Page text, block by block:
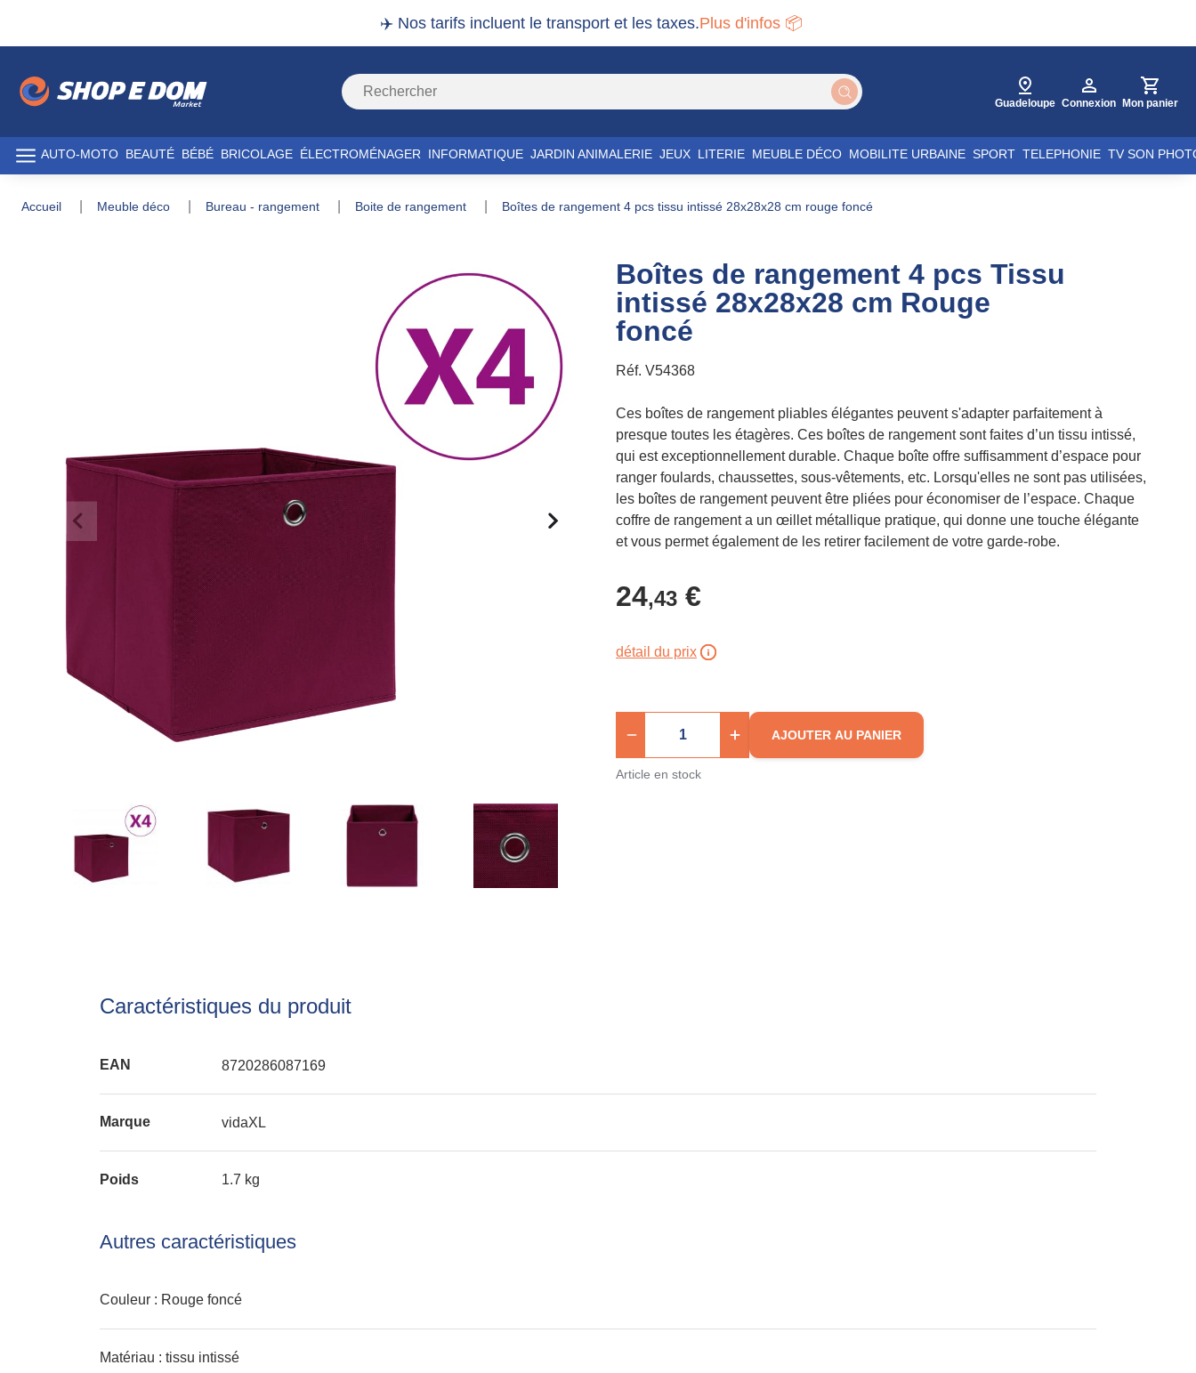
✈️ Nos tarifs incluent le transport et les taxes.Plus d'infos 📦
Guadeloupe Connexion Mon panier
AUTO-MOTO BEAUTÉ BÉBÉ BRICOLAGE ÉLECTROMÉNAGER INFORMATIQUE JARDIN ANIMALERIE JEUX LITERIE MEUBLE DÉCO MOBILITE URBAINE SPORT TELEPHONIE TV SON
accueil meuble déco bureau - rangement boite de rangement boîtes de rangement 4 pcs tissu intissé 28x28x28 cm rouge foncé
Boîtes de rangement 4 pcs Tissu
intissé 28x28x28 cm Rouge
foncé
Réf. V54368
Ces boîtes de rangement pliables élégantes peuvent s'adapter parfaitement à
presque toutes les étagères. Ces boîtes de rangement sont faites d’un tissu intissé,
qui est exceptionnellement durable. Chaque boîte offre suffisamment d’espace pour
ranger foulards, chaussettes, sous-vêtements, etc. Lorsqu'elles ne sont pas utilisées,
les boîtes de rangement peuvent être pliées pour économiser de l’espace. Chaque
coffre de rangement a un œillet métallique pratique, qui donne une touche élégante
et vous permet également de les retirer facilement de votre garde-robe.
24,43 €
détail du prix
AJOUTER AU PANIER
Article en stock
Caractéristiques du produit
EAN 8720286087169
Marque vidaXL
Poids 1.7 kg
Autres caractéristiques
Couleur : Rouge foncé
Matériau : tissu intissé